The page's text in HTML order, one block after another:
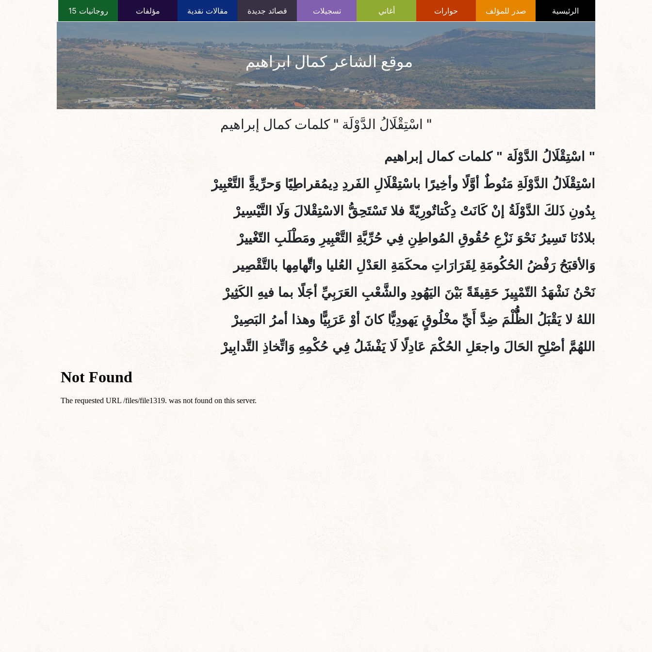
الرئيسية صدر للمؤلف حوارات أغاني تسجيلات قصائد جديدة مقالات نقدية مؤلفات روجانيات 15
موقع الشاعر كمال ابراهيم
" اسْتِقْلَالُ الدَّوْلَة " كلمات كمال إبراهيم
" اسْتِقْلَالُ الدَّوْلَة " كلمات كمال إبراهيم
اسْتِقْلَالُ الدَّوْلَةِ مَنُوطٌ أوَّلًا وأخِيرًا باسْتِقْلَالِ الفَردِ دِيمُقراطِيًا وَحرِّيةَِّ التَّعْبِيرْ
بِدُونِ ذَلكَ الدَّوْلَةُ إنْ كَانَتْ دِكْتاتٌورِيّةً فلا تَسْتَحِقُّ الاسْتِقْلالَ وَلَا التَّيْسِيرْ
بلادُنَا تَسِيرُ نَحْوَ نَزْعِ حُقُوقِ المُواطِنِ فِي حُرِّيَّةِ التَّعْبِيرِ ومَطْلَبِ التّغْييرْ
وَالأقبََحُ رَفْضُ الحُكُومَةِ لِقَرَارَاتِ محكَمَةِ العَدْلِ العُليا واتِّّهامِها بالتَّقْصِير
نَحْنُ نَشْهَدُ التّمْيِيزَ حَقِيقَةً بَيْنَ اليَهُودِ والشَّعْبِ العَرَبِيِّ أجَلًا بما فيهِ الكَثِِيرْ
اللهُ لا يَقْبَلُ الظُُُّلْمَ ضِدَّ أَيِّ مخْلُوقٍ يَهودِيًّا كانَ أوْ عَرَبِيًّا وهذا أمرُ البَصِيرْ
اللهُمَّ أصْلِحِ الحَالَ واجعَلِ الحُكْمَ عَادِلًا لَا يَفْشَلُ فِي حُكْمِهِ وَاتِّخاذِ التَّدابِيرْ